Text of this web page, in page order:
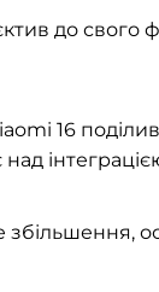
до свого
16
збільшення,